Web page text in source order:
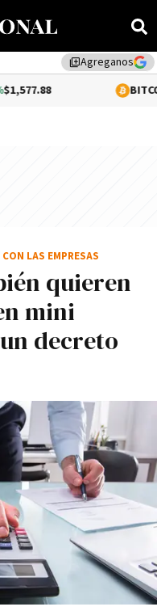
library_addAgreganos
0.05%
quieren
mini
decreto
LAS EMPRESAS